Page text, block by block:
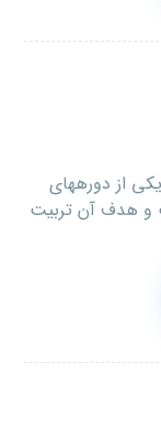
از دوره‏های
و هدف آن تربیت